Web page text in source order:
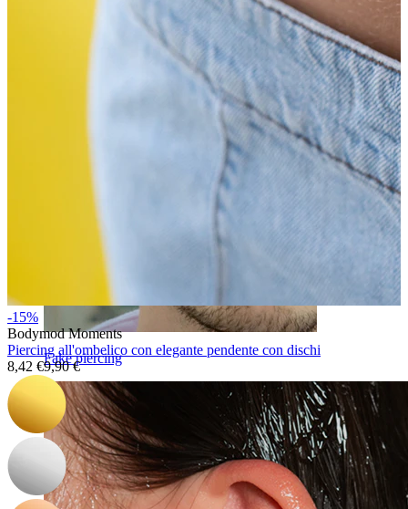
Fake piercing
-15%
Bodymod Moments
Piercing all'ombelico con elegante pendente con dischi
8,42 €9,90 €